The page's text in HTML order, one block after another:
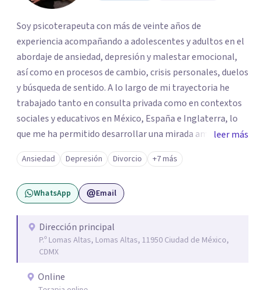
Soy psicoterapeuta con más de veinte años de
experiencia acompañando a adolescentes y adultos en el
abordaje de ansiedad, depresión y malestar emocional,
así como en procesos de cambio, crisis personales, duelos
y búsqueda de sentido. A lo largo de mi trayectoria he
trabajado tanto en consulta privada como en contextos
sociales y educativos en México, España e Inglaterra, lo
que me ha permitido desarrollar una mirada amplia,
sensible y profundamente humana del sufrimiento
psicológico. Trabajo desde un enfoque integral que
combina la Psicología Existencial, la Logoterapia, el
Análisis Conductual y la Terapia Dialéctico Conductual.
a personas que atraviesan ansiedad persistente, estados
depresivos, agotamiento emocional, pensamientos
negativos recurrentes o dificultades para regular sus
emociones, integrando herramientas basadas en
leer más
Ansiedad Depresión Divorcio +7 más
WhatsApp Email
Dirección principal
P.º Lomas Altas, Lomas Altas, 11950 Ciudad de México,
CDMX
Online